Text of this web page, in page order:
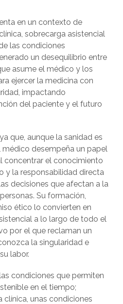
en un contexto de
sobrecarga asistencial
las condiciones
un desequilibrio entre
asume el médico y los
ejercer la medicina con
impactando
del paciente y el futuro
que, aunque la sanidad es
médico desempeña un papel
concentrar el conocimiento
y la responsabilidad directa
decisiones que afectan a la
Su formación,
ético lo convierten en
a lo largo de todo el
por el que reclaman un
la singularidad e
labor.
condiciones que permiten
en el tiempo;
clínica, unas condiciones